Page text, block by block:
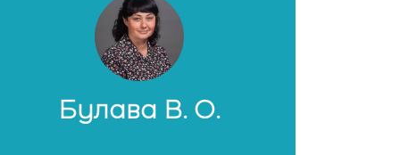
Булава В. О.